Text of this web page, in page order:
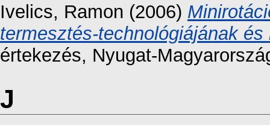
Ivelics, Ramon (2006)
termesztés-technológiájának
értekezés, Nyugat-
J